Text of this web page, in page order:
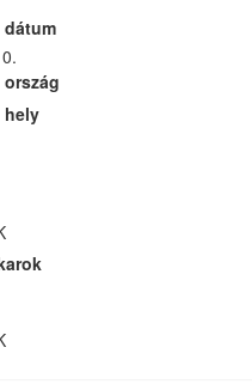
dátum
hely